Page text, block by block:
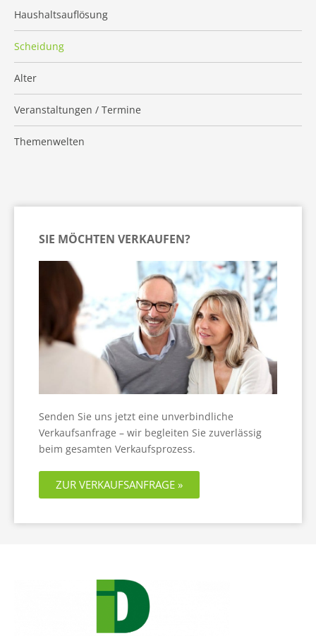
Haushaltsauflösung
Scheidung
Alter
Veranstaltungen / Termine
Themenwelten
SIE MÖCHTEN VERKAUFEN?
Senden Sie uns jetzt eine unverbindliche
Verkaufsanfrage – wir begleiten Sie zuverlässig
beim gesamten Verkaufsprozess.
ZUR VERKAUFSANFRAGE »